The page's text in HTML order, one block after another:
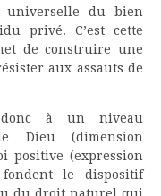
universelle du bien
privé. C’est cette
de construire une
aux assauts de
à un niveau
Dieu (dimension
positive (expression
le dispositif
du droit naturel qui